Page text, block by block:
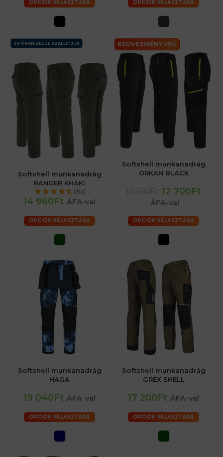
OPCIÓK VÁLASZTÁSA OPCIÓK VÁLASZTÁSA
24 ÓRÁN BELÜL SZÁLLÍTJUK
Softshell munkanadrág
RANGER KHAKI
(8x)
14 960Ft ÁFA-val
OPCIÓK VÁLASZTÁSA
KEDVEZMÉNY 19%
Softshell munkanadrág
ORKAN BLACK
12 700Ft
ÁFA-val
OPCIÓK VÁLASZTÁSA
Softshell munkanadrág
HAGA
19 040Ft ÁFA-val
OPCIÓK VÁLASZTÁSA
Softshell munkanadrág
GREX SHELL
17 200Ft ÁFA-val
OPCIÓK VÁLASZTÁSA